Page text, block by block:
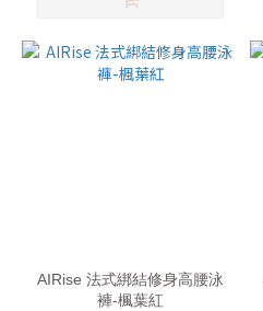
AIRise 法式綁結修身高腰泳
褲-楓葉紅